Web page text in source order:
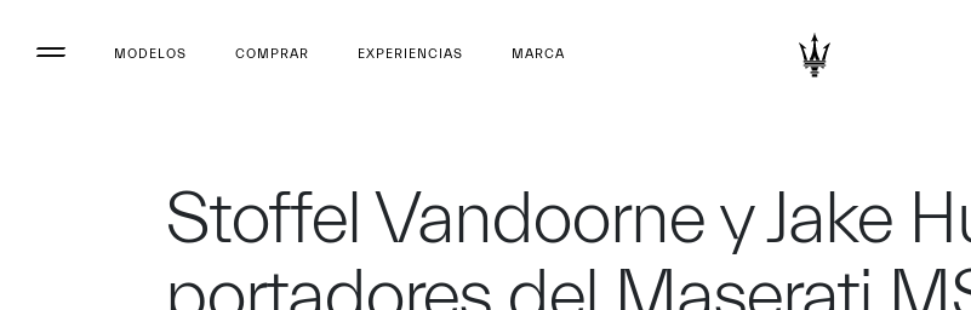
MODELOS COMPRAR EXPERIENCIAS MARCA
Stoffel Vandoorne y Jake